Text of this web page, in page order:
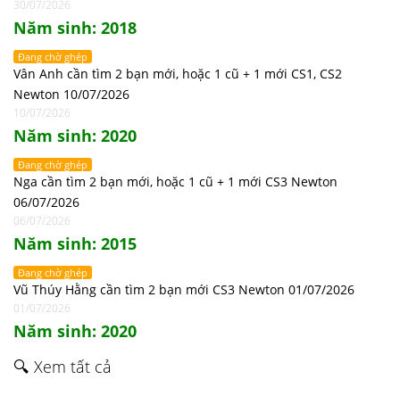
30/07/2026
Năm sinh: 2018
Đang chờ ghép
Vân Anh cần tìm 2 bạn mới, hoặc 1 cũ + 1 mới CS1, CS2
Newton 10/07/2026
10/07/2026
Năm sinh: 2020
Đang chờ ghép
Nga cần tìm 2 bạn mới, hoặc 1 cũ + 1 mới CS3 Newton
06/07/2026
06/07/2026
Năm sinh: 2015
Đang chờ ghép
Vũ Thúy Hằng cần tìm 2 bạn mới CS3 Newton 01/07/2026
01/07/2026
Năm sinh: 2020
🔍 Xem tất cả